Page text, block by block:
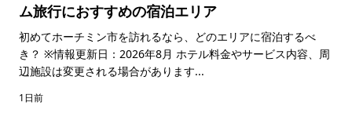
ム旅行におすすめの宿泊エリア
初めてホーチミン市を訪れるなら、どのエリアに宿泊するべ
き？ ※情報更新日：2026年8月 ホテル料金やサービス内容、周
辺施設は変更される場合があります...
1日前